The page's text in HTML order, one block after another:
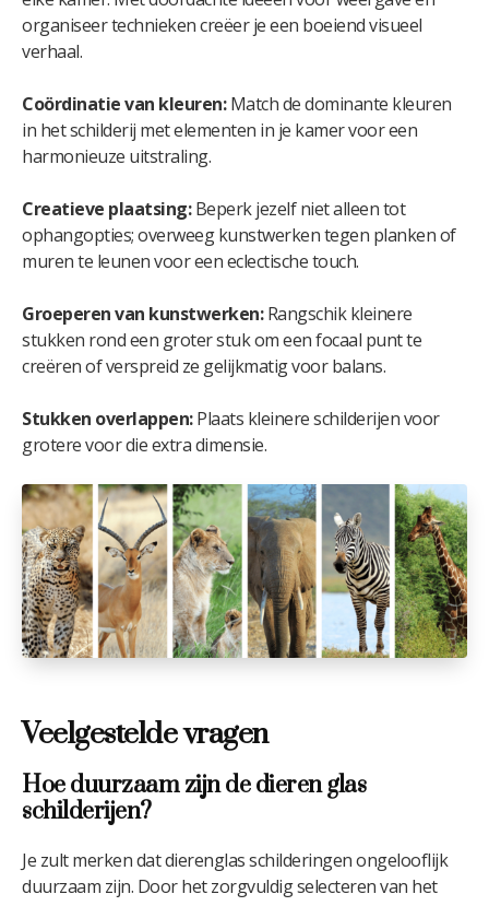
organiseer technieken creëer je een boeiend visueel
verhaal.
Coördinatie van kleuren:Match de dominante kleuren
in het schilderij met elementen in je kamer voor een
harmonieuze uitstraling.
Creatieve plaatsing:Beperk jezelf niet alleen tot
ophangopties; overweeg kunstwerken tegen planken of
muren te leunen voor een eclectische touch.
Groeperen van kunstwerken:Rangschik kleinere
stukken rond een groter stuk om een ​​focaal punt te
creëren of verspreid ze gelijkmatig voor balans.
Stukken overlappen:Plaats kleinere schilderijen voor
grotere voor die extra dimensie.
Veelgestelde vragen
Hoe duurzaam zijn de dieren glas
schilderijen?
Je zult merken dat dierenglas schilderingen ongelooflijk
duurzaam zijn. Door het zorgvuldig selecteren van het